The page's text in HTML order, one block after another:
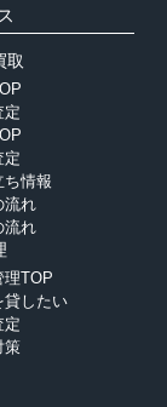
取
定
定
ち情報
流れ
流れ
理TOP
貸したい
定
策